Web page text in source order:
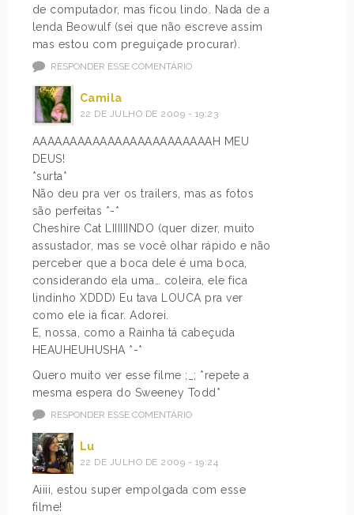
de computador, mas ficou lindo. Nada de a
lenda Beowulf (sei que não escreve assim
mas estou com preguiçade procurar).
RESPONDER ESSE COMENTÁRIO
Camila
22 DE JULHO DE 2009 - 19:23
AAAAAAAAAAAAAAAAAAAAAAAAH MEU
DEUS!
*surta*
Não deu pra ver os trailers, mas as fotos
são perfeitas *-*
Cheshire Cat LIIIIIINDO (quer dizer, muito
assustador, mas se você olhar rápido e não
perceber que a boca dele é uma boca,
considerando ela uma… coleira, ele fica
lindinho XDDD) Eu tava LOUCA pra ver
como ele ia ficar. Adorei.
E, nossa, como a Rainha tá cabeçuda
HEAUHEUHUSHA *-*
Quero muito ver esse filme ;_; *repete a
mesma espera do Sweeney Todd*
RESPONDER ESSE COMENTÁRIO
Lu
22 DE JULHO DE 2009 - 19:24
Aiiii, estou super empolgada com esse
filme!